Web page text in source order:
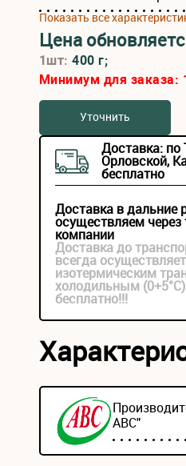
Показать все
Цена
1шт:400 г;
Минимум для заказа:
Уточнить
Доставка: по
Орловской,
бесплатно
Доставка в дальние
осуществляем
компании
Доставка до
всегда
изотермическим
холодильным
бесплатно!!!
АВС"